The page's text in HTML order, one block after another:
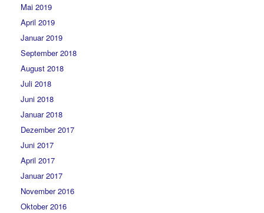
Mai 2019
April 2019
Januar 2019
September 2018
August 2018
Juli 2018
Juni 2018
Januar 2018
Dezember 2017
Juni 2017
April 2017
Januar 2017
November 2016
Oktober 2016